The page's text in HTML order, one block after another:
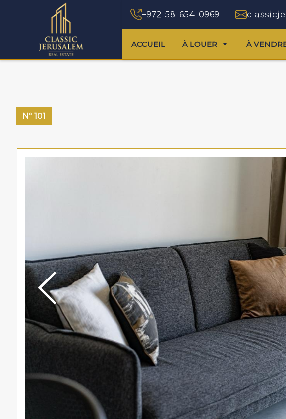
+972-58-654-0969
ACCUEIL À LOUER À
Nº 101